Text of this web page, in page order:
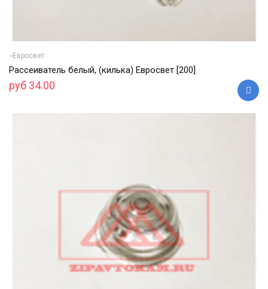
--Евросвет
Рассеиватель белый, (килька) Евросвет [200]
руб 34.00